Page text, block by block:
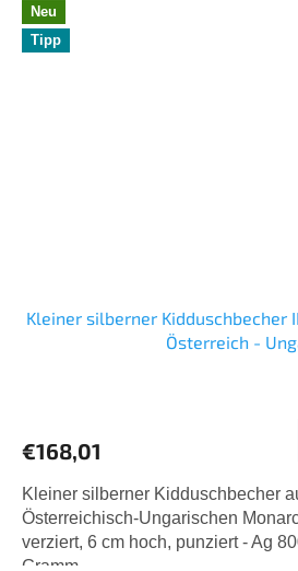
Neu
Tipp
Kleiner silberner Kidduschbecher
Österreich -
€168,01
Kleiner silberner Kidduschbecher
Österreichisch-Ungarischen
verziert, 6 cm hoch, punziert - Ag
Gramm.